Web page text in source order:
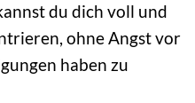
du dich voll und
ohne Angst vor
haben zu